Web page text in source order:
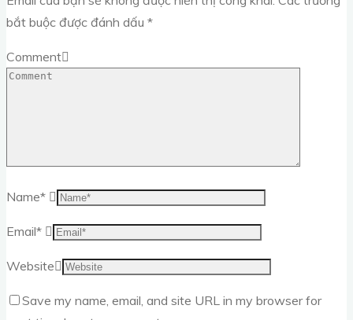
bắt buộc được đánh dấu *
Comment
Name*
Email*
Website
Save my name, email, and site URL in my browser for